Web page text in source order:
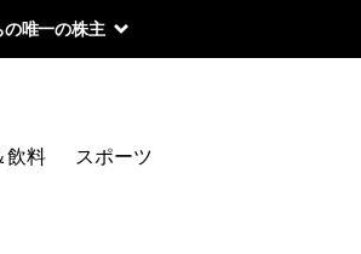
唯一の株主
飲料 スポーツ